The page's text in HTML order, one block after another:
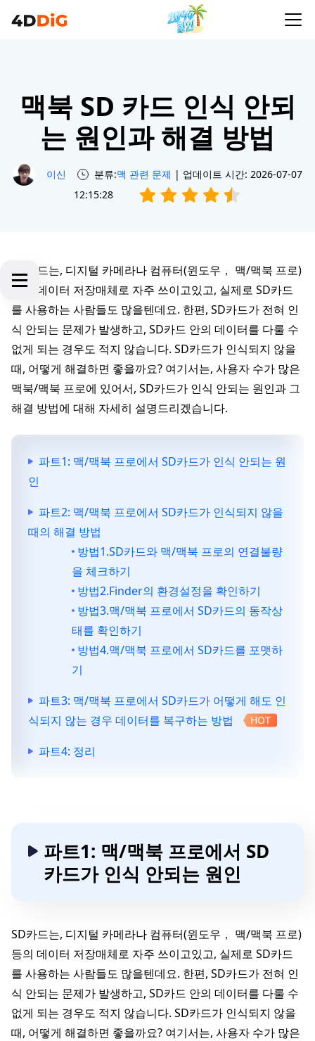
맥북 SD 카드 인식 안되
는 원인과 해결 방법
이신 분류:맥 관련 문제 | 업데이트 시간: 2026-07-07
12:15:28
SD카드는, 디지털 카메라나 컴퓨터(윈도우， 맥/맥북 프로)
등의 데이터 저장매체로 자주 쓰이고있고, 실제로 SD카드
를 사용하는 사람들도 많을텐데요. 한편, SD카드가 전혀 인
식 안되는 문제가 발생하고, SD카드 안의 데이터를 다룰 수
없게 되는 경우도 적지 않습니다. SD카드가 인식되지 않을
때, 어떻게 해결하면 좋을까요? 여기서는, 사용자 수가 많은
맥북/맥북 프로에 있어서, SD카드가 인식 안되는 원인과 그
해결 방법에 대해 자세히 설명드리겠습니다.
파트1: 맥/맥북 프로에서 SD카드가 인식 안되는 원
인
파트2: 맥/맥북 프로에서 SD카드가 인식되지 않을
때의 해결 방법
방법1.SD카드와 맥/맥북 프로의 연결불량
을 체크하기
방법2.Finder의 환경설정을 확인하기
방법3.맥/맥북 프로에서 SD카드의 동작상
태를 확인하기
방법4.맥/맥북 프로에서 SD카드를 포맷하
기
파트3: 맥/맥북 프로에서 SD카드가 어떻게 해도 인
식되지 않는 경우 데이터를 복구하는 방법
HOT
파트4: 정리
파트1: 맥/맥북 프로에서 SD
카드가 인식 안되는 원인
SD카드는, 디지털 카메라나 컴퓨터(윈도우， 맥/맥북 프로)
등의 데이터 저장매체로 자주 쓰이고있고, 실제로 SD카드
를 사용하는 사람들도 많을텐데요. 한편, SD카드가 전혀 인
식 안되는 문제가 발생하고, SD카드 안의 데이터를 다룰 수
없게 되는 경우도 적지 않습니다. SD카드가 인식되지 않을
때, 어떻게 해결하면 좋을까요? 여기서는, 사용자 수가 많은